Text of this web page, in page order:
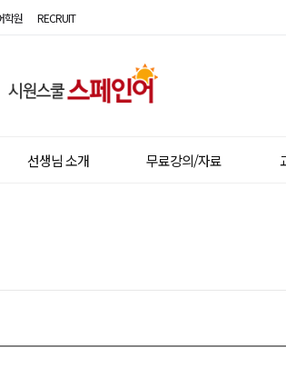
학원 RECRUIT
선생님 소개 무료강의/자료